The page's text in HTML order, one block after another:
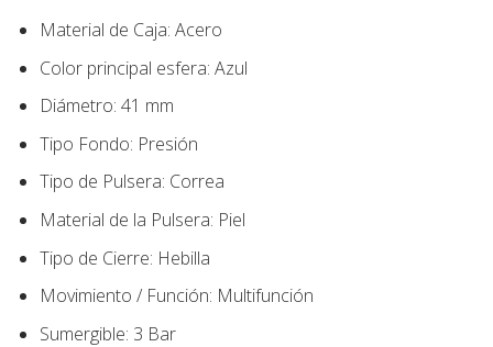
Material de Caja: Acero
Color principal esfera: Azul
Diámetro: 41 mm
Tipo Fondo: Presión
Tipo de Pulsera: Correa
Material de la Pulsera: Piel
Tipo de Cierre: Hebilla
Movimiento / Función: Multifunción
Sumergible: 3 Bar